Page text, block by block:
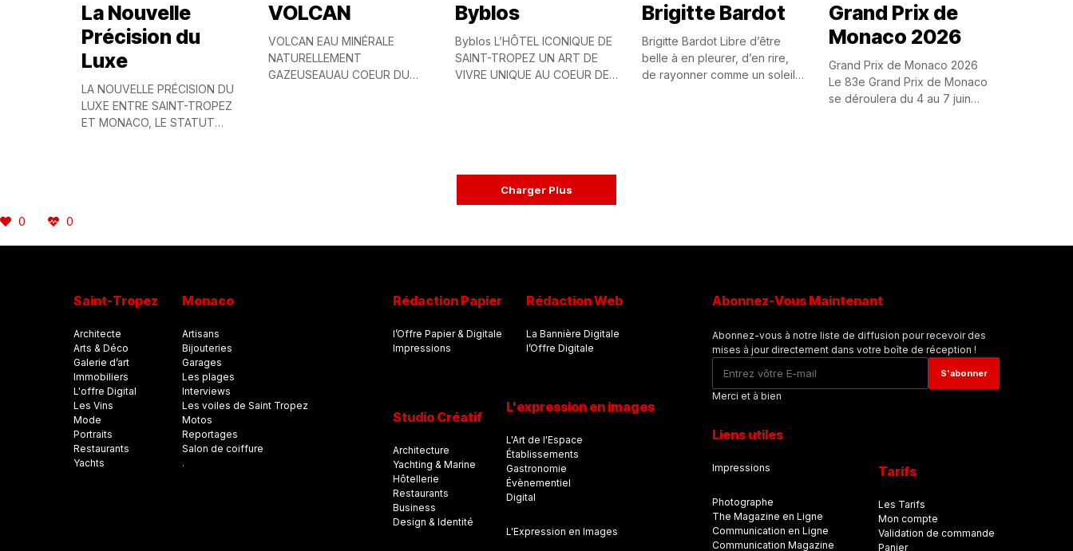
La Nouvelle
Précision du
Luxe
LA NOUVELLE PRÉCISION DU
LUXE ENTRE SAINT-TROPEZ
ET MONACO, LE STATUT
VOLCAN
VOLCAN EAU MINÉRALE
NATURELLEMENT
GAZEUSEAUAU COEUR DU
Byblos
Byblos L’HÔTEL ICONIQUE DE
SAINT-TROPEZ UN ART DE
VIVRE UNIQUE AU COEUR DE
Brigitte Bardot
Brigitte Bardot Libre d’être
belle à en pleurer, d’en rire,
de rayonner comme un soleil
Grand Prix de
Monaco 2026
Grand Prix de Monaco 2026
Le 83e Grand Prix de Monaco
se déroulera du 4 au 7 juin
Charger Plus
0 0
Saint-Tropez
Architecte
Arts & Déco
Galerie d’art
Immobiliers
L'offre Digital
Les Vins
Mode
Portraits
Restaurants
Yachts
Monaco
Artisans
Bijouteries
Garages
Les plages
Interviews
Les voiles de Saint Tropez
Motos
Reportages
Salon de coiffure
.
Rédaction Papier
l’Offre Papier & Digitale
Impressions
Rédaction Web
La Bannière Digitale
l’Offre Digitale
Studio Créatif
Architecture
Yachting & Marine
Hôtellerie
Restaurants
Business
Design & Identité
L'expression en images
L'Art de l'Espace
Établissements
Gastronomie
Évènementiel
Digital
L'Expression en Images
Abonnez-Vous Maintenant
Abonnez-vous à notre liste de diffusion pour recevoir des
mises à jour directement dans votre boîte de réception !
Merci et à bien
Liens utiles
Impressions
Photographe
The Magazine en Ligne
Communication en Ligne
Communication Magazine
Tarifs
Les Tarifs
Mon compte
Validation de commande
Panier